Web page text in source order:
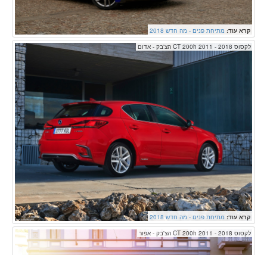
קרא עוד: מתיחת פנים - מה חדש 2018
לקסוס CT 200h 2011 - 2018 הצ'בק - אדום
קרא עוד: מתיחת פנים - מה חדש 2018
לקסוס CT 200h 2011 - 2018 הצ'בק - אפור